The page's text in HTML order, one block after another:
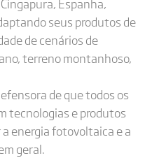
seus produtos de
de cenários de
terreno montanhoso,
de que todos os
tecnologias e produtos
energia fotovoltaica e a
geral.